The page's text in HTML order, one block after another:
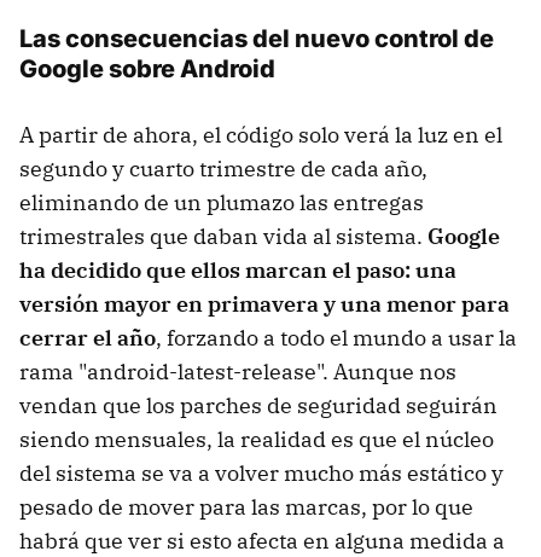
Las consecuencias del nuevo control de
Google sobre Android
A partir de ahora, el código solo verá la luz en el
segundo y cuarto trimestre de cada año,
eliminando de un plumazo las entregas
trimestrales que daban vida al sistema. Google
ha decidido que ellos marcan el paso: una
versión mayor en primavera y una menor para
cerrar el año, forzando a todo el mundo a usar la
rama "android-latest-release". Aunque nos
vendan que los parches de seguridad seguirán
siendo mensuales, la realidad es que el núcleo
del sistema se va a volver mucho más estático y
pesado de mover para las marcas, por lo que
habrá que ver si esto afecta en alguna medida a